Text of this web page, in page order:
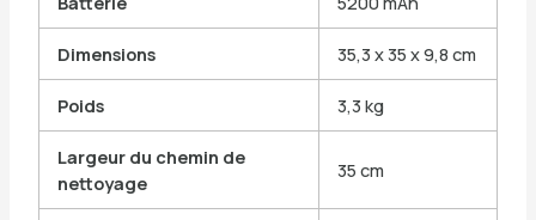
Dimensions 35,3 x 35 x 9,8 cm
Poids 3,3 kg
Largeur du chemin de
nettoyage
35 cm